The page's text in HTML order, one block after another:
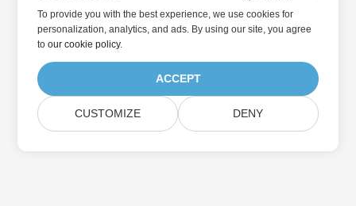
To provide you with the best experience, we use cookies for
personalization, analytics, and ads. By using our site, you agree
toour cookie policy.
ACCEPT
CUSTOMIZE DENY